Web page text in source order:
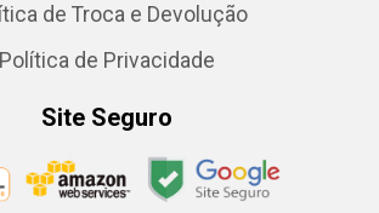
de Troca e Devolução
Política de Privacidade
Site Seguro